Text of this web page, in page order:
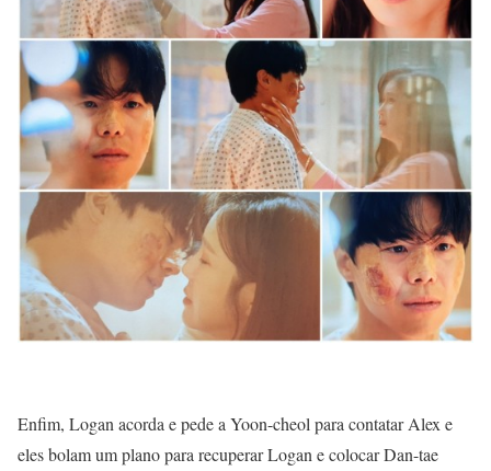
Enfim, Logan acorda e pede a Yoon-cheol para contatar Alex e
eles bolam um plano para recuperar Logan e colocar Dan-tae